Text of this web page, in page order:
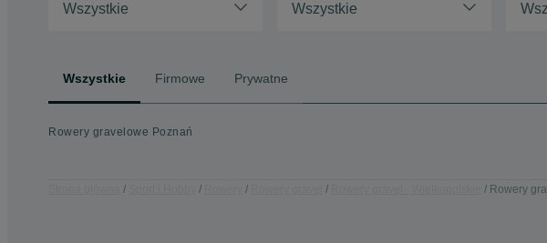
Wszystkie Wszystkie
Wszystkie Firmowe Prywatne
Rowery gravelowe Poznań
Rowery